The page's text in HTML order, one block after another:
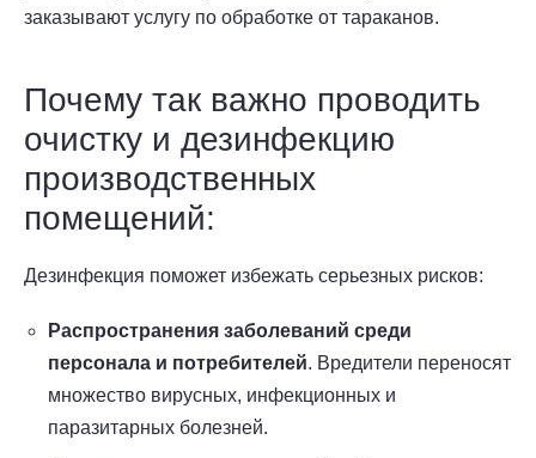
заказывают услугу по обработке от тараканов.
Почему так важно проводить
очистку и дезинфекцию
производственных
помещений:
Дезинфекция поможет избежать серьезных рисков:
Распространения заболеваний среди
персонала и потребителей. Вредители переносят
множество вирусных, инфекционных и
паразитарных болезней.